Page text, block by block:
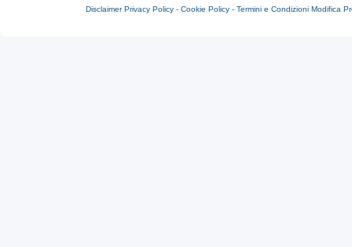
Disclaimer Privacy Policy - Cookie Policy - Termini e Condizioni Modifica